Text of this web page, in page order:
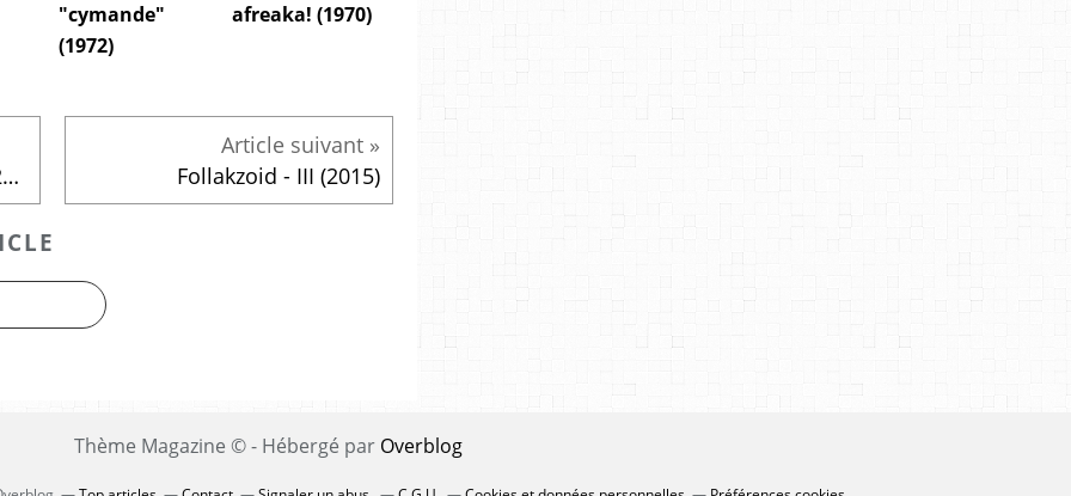
"cymande"
(1972)
afreaka! (1970)
Emission du jeudi 30 avril 2015 Follakzoid - III (2015)
Thème Magazine © - Hébergé par Overblog